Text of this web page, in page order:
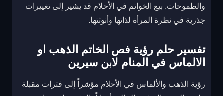
والطموحات. بيع الخواتم في الأحلام قد يشير إلى تغييرات
جذرية في نظرة المرأة لذاتها وأنوثتها.
تفسير حلم رؤية فص الخاتم الذهب او
الالماس في المنام لابن سيرين
رؤية الذهب والألماس في الأحلام مؤشراً إلى فترات مقبلة